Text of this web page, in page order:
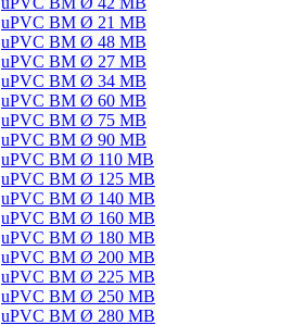
uPVC BM Ø 21 MB
uPVC BM Ø 48 MB
uPVC BM Ø 27 MB
uPVC BM Ø 34 MB
uPVC BM Ø 60 MB
uPVC BM Ø 75 MB
uPVC BM Ø 90 MB
uPVC BM Ø 110 MB
uPVC BM Ø 125 MB
uPVC BM Ø 140 MB
uPVC BM Ø 160 MB
uPVC BM Ø 180 MB
uPVC BM Ø 200 MB
uPVC BM Ø 225 MB
uPVC BM Ø 250 MB
uPVC BM Ø 280 MB